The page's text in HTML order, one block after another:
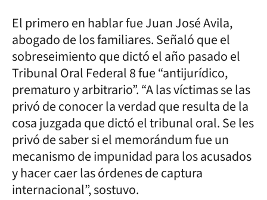
El primero en hablar fue Juan José Avila,
abogado de los familiares. Señaló que el
sobreseimiento que dictó el año pasado el
Tribunal Oral Federal 8 fue “antijurídico,
prematuro y arbitrario”. “A las víctimas se las
privó de conocer la verdad que resulta de la
cosa juzgada que dictó el tribunal oral. Se les
privó de saber si el memorándum fue un
mecanismo de impunidad para los acusados
y hacer caer las órdenes de captura
internacional”, sostuvo.